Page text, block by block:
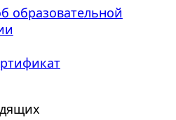
образовательной